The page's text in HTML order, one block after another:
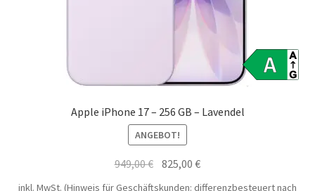
Apple iPhone 17 – 256 GB – Lavendel
ANGEBOT!
949,00€ Ursprünglicher
825,00€Aktueller
Preis
inkl. MwSt. (Hinweis für Geschäftskunden: differenzbesteuert nach